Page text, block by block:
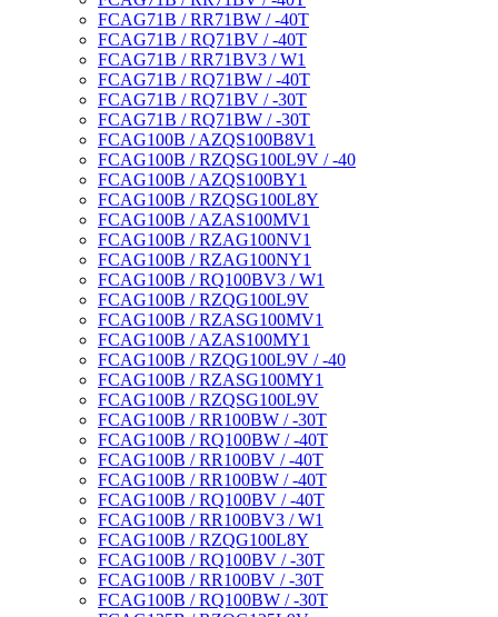
FCAG71B / RR71BW / -40T
FCAG71B / RQ71BV / -40T
FCAG71B / RR71BV3 / W1
FCAG71B / RQ71BW / -40T
FCAG71B / RQ71BV / -30T
FCAG71B / RQ71BW / -30T
FCAG100B / AZQS100B8V1
FCAG100B / RZQSG100L9V / -40
FCAG100B / AZQS100BY1
FCAG100B / RZQSG100L8Y
FCAG100B / AZAS100MV1
FCAG100B / RZAG100NV1
FCAG100B / RZAG100NY1
FCAG100B / RQ100BV3 / W1
FCAG100B / RZQG100L9V
FCAG100B / RZASG100MV1
FCAG100B / AZAS100MY1
FCAG100B / RZQG100L9V / -40
FCAG100B / RZASG100MY1
FCAG100B / RZQSG100L9V
FCAG100B / RR100BW / -30T
FCAG100B / RQ100BW / -40T
FCAG100B / RR100BV / -40T
FCAG100B / RR100BW / -40T
FCAG100B / RQ100BV / -40T
FCAG100B / RR100BV3 / W1
FCAG100B / RZQG100L8Y
FCAG100B / RQ100BV / -30T
FCAG100B / RR100BV / -30T
FCAG100B / RQ100BW / -30T